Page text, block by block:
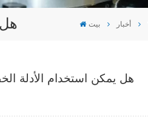
بيت أخبار
هل يمكن استخدام الأدلة